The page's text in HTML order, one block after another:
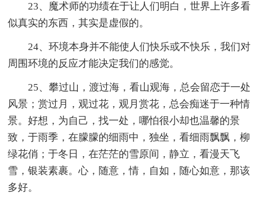
23、魔术师的功绩在于让人们明白，世界上许多看
似真实的东西，其实是虚假的。
24、环境本身并不能使人们快乐或不快乐，我们对
周围环境的反应才能决定我们的感觉。
25、攀过山，渡过海，看山观海，总会留恋于一处
风景；赏过月，观过花，观月赏花，总会痴迷于一种情
景。好想，为自己，找一处，哪怕很小却也温馨的景
致，于雨季，在朦朦的细雨中，独坐，看细雨飘飘，柳
绿花俏；于冬日，在茫茫的雪原间，静立，看漫天飞
雪，银装素裹。心，随意，情，自如，随心如意，那该
多好。